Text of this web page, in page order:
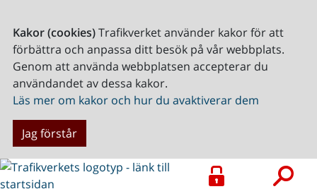
Kakor (cookies)Trafikverket använder kakor för att
förbättra och anpassa ditt besök på vår webbplats.
Genom att använda webbplatsen accepterar du
användandet av dessa kakor.
Läs mer om kakor och hur du avaktiverar dem
Jag förstår